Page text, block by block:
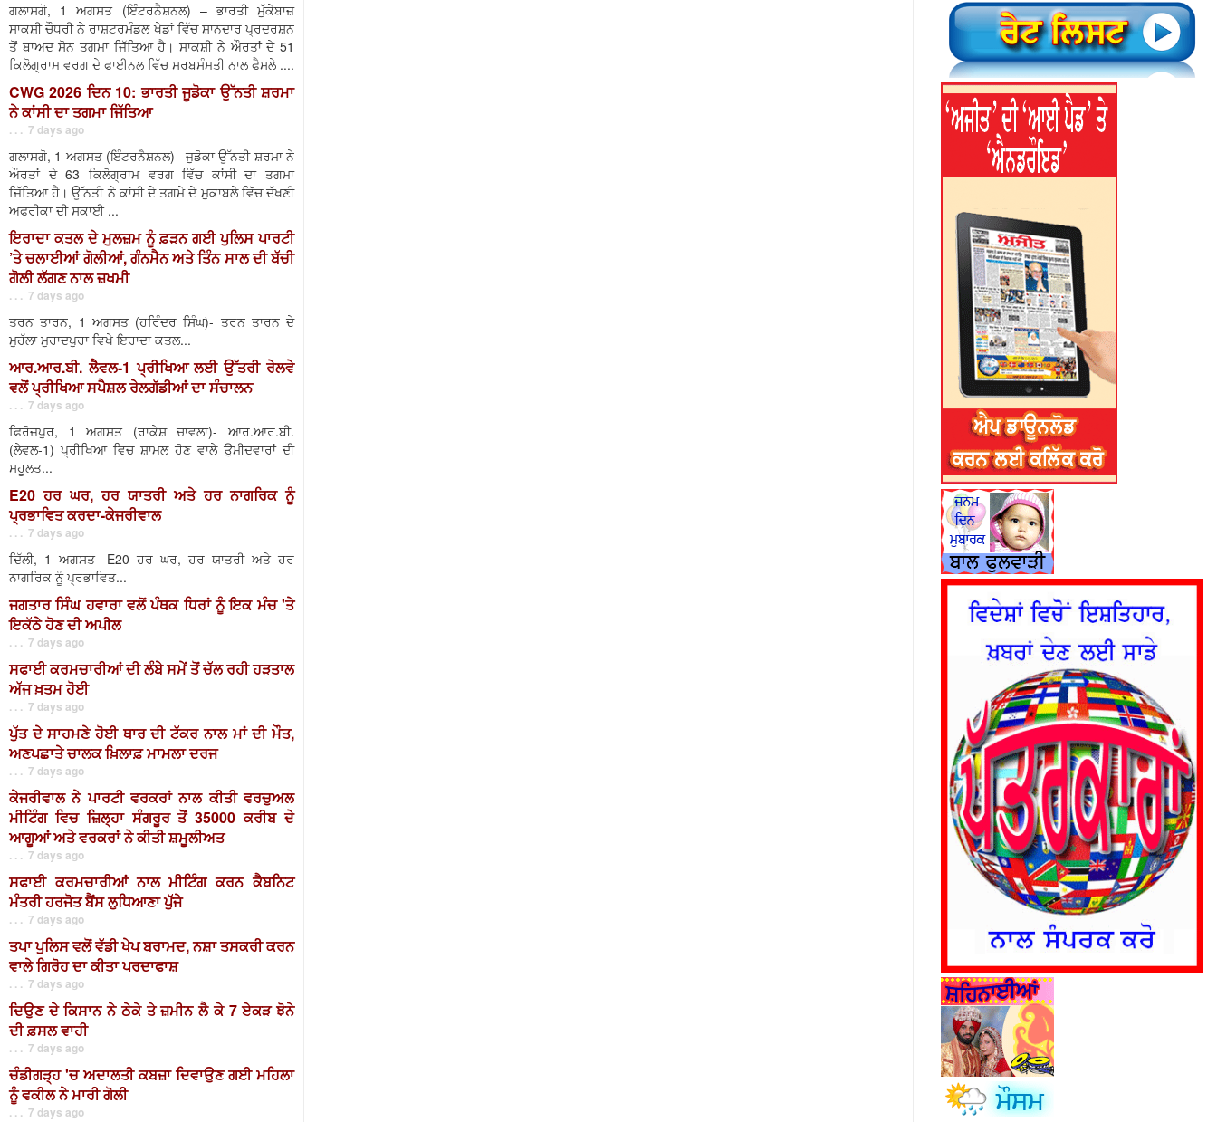
ਗਲਾਸਗੋ, 1 ਅਗਸਤ (ਇੰਟਰਨੈਸ਼ਨਲ) – ਭਾਰਤੀ ਮੁੱਕੇਬਾਜ਼
ਸਾਕਸ਼ੀ ਚੌਧਰੀ ਨੇ ਰਾਸ਼ਟਰਮੰਡਲ ਖੇਡਾਂ ਵਿੱਚ ਸ਼ਾਨਦਾਰ ਪ੍ਰਦਰਸ਼ਨ
ਤੋਂ ਬਾਅਦ ਸੋਨ ਤਗਮਾ ਜਿੱਤਿਆ ਹੈ। ਸਾਕਸ਼ੀ ਨੇ ਔਰਤਾਂ ਦੇ 51
ਕਿਲੋਗ੍ਰਾਮ ਵਰਗ ਦੇ ਫਾਈਨਲ ਵਿੱਚ ਸਰਬਸੰਮਤੀ ਨਾਲ ਫੈਸਲੇ ....
CWG 2026 ਦਿਨ 10: ਭਾਰਤੀ ਜੂਡੋਕਾ ਉੱਨਤੀ ਸ਼ਰਮਾ
ਨੇ ਕਾਂਸੀ ਦਾ ਤਗਮਾ ਜਿੱਤਿਆ
. . . 7 days ago
ਗਲਾਸਗੋ, 1 ਅਗਸਤ (ਇੰਟਰਨੈਸ਼ਨਲ) –ਜੁਡੋਕਾ ਉੱਨਤੀ ਸ਼ਰਮਾ ਨੇ
ਔਰਤਾਂ ਦੇ 63 ਕਿਲੋਗ੍ਰਾਮ ਵਰਗ ਵਿੱਚ ਕਾਂਸੀ ਦਾ ਤਗਮਾ
ਜਿੱਤਿਆ ਹੈ। ਉੱਨਤੀ ਨੇ ਕਾਂਸੀ ਦੇ ਤਗਮੇ ਦੇ ਮੁਕਾਬਲੇ ਵਿੱਚ ਦੱਖਣੀ
ਅਫਰੀਕਾ ਦੀ ਸਕਾਈ ...
ਇਰਾਦਾ ਕਤਲ ਦੇ ਮੁਲਜ਼ਮ ਨੂੰ ਫ਼ੜਨ ਗਈ ਪੁਲਿਸ ਪਾਰਟੀ
’ਤੇ ਚਲਾਈਆਂ ਗੋਲੀਆਂ, ਗੰਨਮੈਨ ਅਤੇ ਤਿੰਨ ਸਾਲ ਦੀ ਬੱਚੀ
ਗੋਲੀ ਲੱਗਣ ਨਾਲ ਜ਼ਖਮੀ
. . . 7 days ago
ਤਰਨ ਤਾਰਨ, 1 ਅਗਸਤ (ਹਰਿੰਦਰ ਸਿੰਘ)- ਤਰਨ ਤਾਰਨ ਦੇ
ਮੁਹੱਲਾ ਮੁਰਾਦਪੁਰਾ ਵਿਖੇ ਇਰਾਦਾ ਕਤਲ...
ਆਰ.ਆਰ.ਬੀ. ਲੈਵਲ-1 ਪ੍ਰੀਖਿਆ ਲਈ ਉੱਤਰੀ ਰੇਲਵੇ
ਵਲੋਂ ਪ੍ਰੀਖਿਆ ਸਪੈਸ਼ਲ ਰੇਲਗੱਡੀਆਂ ਦਾ ਸੰਚਾਲਨ
. . . 7 days ago
ਫਿਰੋਜ਼ਪੁਰ, 1 ਅਗਸਤ (ਰਾਕੇਸ਼ ਚਾਵਲਾ)- ਆਰ.ਆਰ.ਬੀ.
(ਲੇਵਲ-1) ਪ੍ਰੀਖਿਆ ਵਿਚ ਸ਼ਾਮਲ ਹੋਣ ਵਾਲੇ ਉਮੀਦਵਾਰਾਂ ਦੀ
ਸਹੂਲਤ...
E20 ਹਰ ਘਰ, ਹਰ ਯਾਤਰੀ ਅਤੇ ਹਰ ਨਾਗਰਿਕ ਨੂੰ
ਪ੍ਰਭਾਵਿਤ ਕਰਦਾ-ਕੇਜਰੀਵਾਲ
. . . 7 days ago
ਦਿੱਲੀ, 1 ਅਗਸਤ- E20 ਹਰ ਘਰ, ਹਰ ਯਾਤਰੀ ਅਤੇ ਹਰ
ਨਾਗਰਿਕ ਨੂੰ ਪ੍ਰਭਾਵਿਤ...
ਜਗਤਾਰ ਸਿੰਘ ਹਵਾਰਾ ਵਲੋਂ ਪੰਥਕ ਧਿਰਾਂ ਨੂੰ ਇਕ ਮੰਚ 'ਤੇ
ਇਕੱਠੇ ਹੋਣ ਦੀ ਅਪੀਲ
. . . 7 days ago
ਸਫਾਈ ਕਰਮਚਾਰੀਆਂ ਦੀ ਲੰਬੇ ਸਮੇਂ ਤੋਂ ਚੱਲ ਰਹੀ ਹੜਤਾਲ
ਅੱਜ ਖ਼ਤਮ ਹੋਈ
. . . 7 days ago
ਪੁੱਤ ਦੇ ਸਾਹਮਣੇ ਹੋਈ ਥਾਰ ਦੀ ਟੱਕਰ ਨਾਲ ਮਾਂ ਦੀ ਮੌਤ,
ਅਣਪਛਾਤੇ ਚਾਲਕ ਖ਼ਿਲਾਫ਼ ਮਾਮਲਾ ਦਰਜ
. . . 7 days ago
ਕੇਜਰੀਵਾਲ ਨੇ ਪਾਰਟੀ ਵਰਕਰਾਂ ਨਾਲ ਕੀਤੀ ਵਰਚੁਅਲ
ਮੀਟਿੰਗ ਵਿਚ ਜ਼ਿਲ੍ਹਾ ਸੰਗਰੂਰ ਤੋਂ 35000 ਕਰੀਬ ਦੇ
ਆਗੂਆਂ ਅਤੇ ਵਰਕਰਾਂ ਨੇ ਕੀਤੀ ਸ਼ਮੂਲੀਅਤ
. . . 7 days ago
ਸਫਾਈ ਕਰਮਚਾਰੀਆਂ ਨਾਲ ਮੀਟਿੰਗ ਕਰਨ ਕੈਬਨਿਟ
ਮੰਤਰੀ ਹਰਜੋਤ ਬੈਂਸ ਲੁਧਿਆਣਾ ਪੁੱਜੇ
. . . 7 days ago
ਤਪਾ ਪੁਲਿਸ ਵਲੋਂ ਵੱਡੀ ਖੇਪ ਬਰਾਮਦ, ਨਸ਼ਾ ਤਸਕਰੀ ਕਰਨ
ਵਾਲੇ ਗਿਰੋਹ ਦਾ ਕੀਤਾ ਪਰਦਾਫਾਸ਼
. . . 7 days ago
ਦਿਉਣ ਦੇ ਕਿਸਾਨ ਨੇ ਠੇਕੇ ਤੇ ਜ਼ਮੀਨ ਲੈ ਕੇ 7 ਏਕੜ ਝੋਨੇ
ਦੀ ਫ਼ਸਲ ਵਾਹੀ
. . . 7 days ago
ਚੰਡੀਗੜ੍ਹ 'ਚ ਅਦਾਲਤੀ ਕਬਜ਼ਾ ਦਿਵਾਉਣ ਗਈ ਮਹਿਲਾ
ਨੂੰ ਵਕੀਲ ਨੇ ਮਾਰੀ ਗੋਲੀ
. . . 7 days ago